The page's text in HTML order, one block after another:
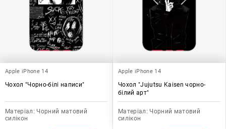
Apple iPhone 14
Чохол "Чорно-білі написи"
Матеріал: Чорний матовий
силікон
Apple iPhone 14
Чохол "Jujutsu Kaisen чорно-
білий арт"
Матеріал: Чорний матовий
силікон